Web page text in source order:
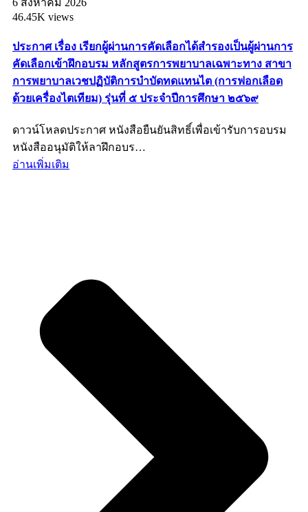
46.45K views
ประกาศ เรื่อง เรียกผู้ผ่านการคัดเลือกได้สำรองเป็นผู้ผ่านการ
คัดเลือกเข้าฝึกอบรม หลักสูตรการพยาบาลเฉพาะทาง สาขา
การพยาบาลเวชปฏิบัติการบำบัดทดแทนไต (การฟอกเลือด
ด้วยเครื่องไตเทียม) รุ่นที่ ๕ ประจำปีการศึกษา ๒๕๖๙
ดาวน์โหลดประกาศ หนังสือยืนยันสิทธิ์เพื่อเข้ารับการอบรม
หนังสืออนุมัติให้ลาฝึกอบร…
อ่านเพิ่มเติม